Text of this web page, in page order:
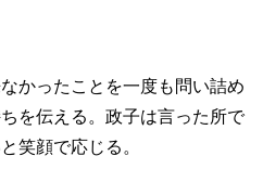
かったことを一度も問い詰め
を伝える。政子は言った所で
笑顔で応じる。